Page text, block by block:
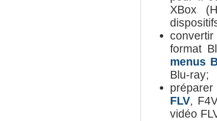
XBox
format
menus
Blu-ray;
FLV,
vidéo